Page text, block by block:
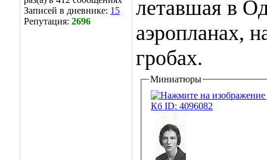
Записей в дневнике: 15
Репутация: 2696
летавшая в
аэропланах,
гробах.
Миниатюры